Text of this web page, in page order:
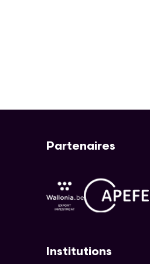
Partenaires
AWEX
Institutions